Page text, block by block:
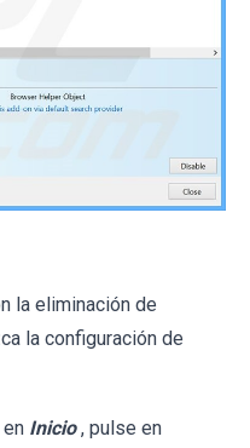
la eliminación de
la configuración de
en Inicio , pulse en